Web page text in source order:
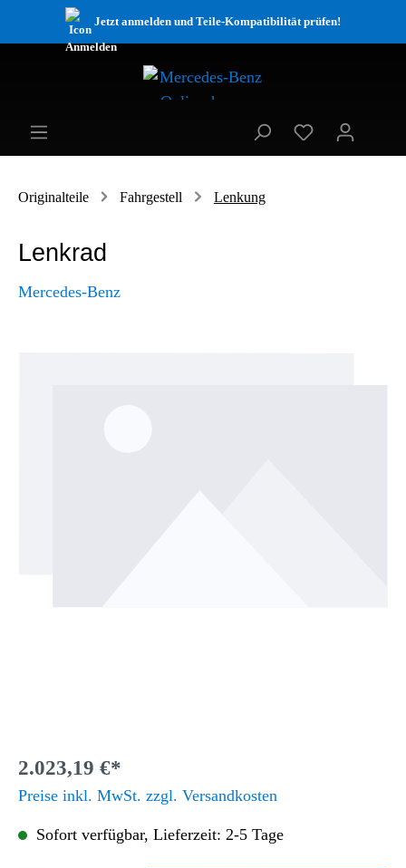
Jetzt anmelden und Teile-Kompatibilität prüfen!
Originalteile Fahrgestell Lenkung
Lenkrad
Mercedes-Benz
2.023,19 €*
Preise inkl. MwSt. zzgl. Versandkosten
Sofort verfügbar, Lieferzeit: 2-5 Tage